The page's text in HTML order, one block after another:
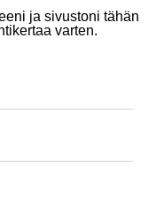
ja sivustoni tähän
varten.